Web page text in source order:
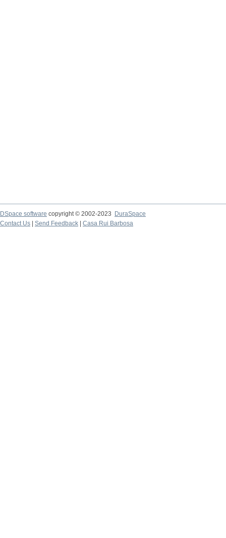
DSpace software copyright © 2002-2023
DuraSpace
Contact Us
Send Feedback Casa Rui Barbosa